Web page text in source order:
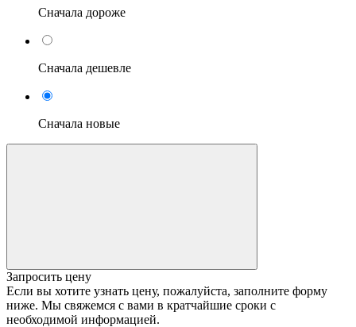
Сначала дороже
Сначала дешевле
Сначала новые
Запросить цену
Если вы хотите узнать цену, пожалуйста, заполните форму
ниже. Мы свяжемся с вами в кратчайшие сроки с
необходимой информацией.